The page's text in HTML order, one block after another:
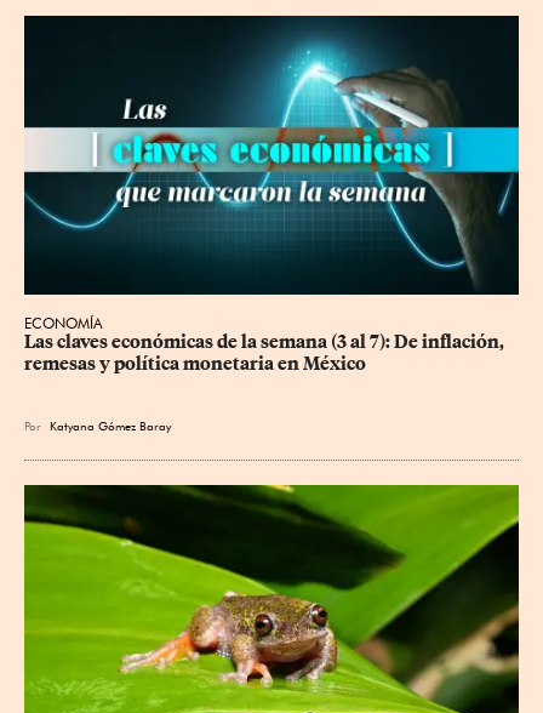
ECONOMÍA
Las claves económicas de la semana (3 al 7): De inflación,
remesas y política monetaria en México
Por Katyana Gómez Baray